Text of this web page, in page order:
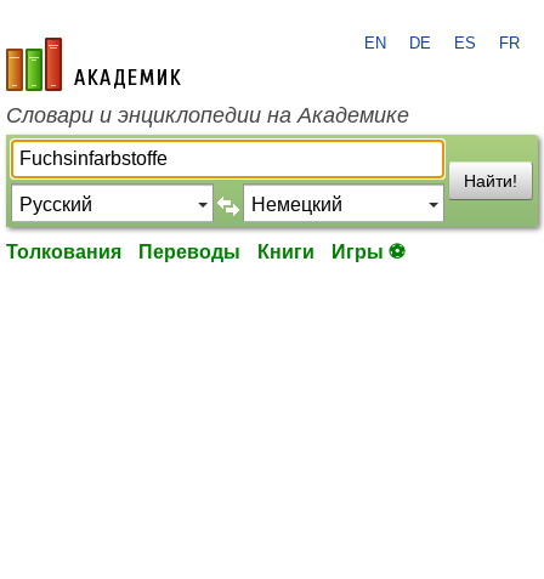
academic.ru
EN DE ES FR
Словари и энциклопедии на Академике
Найти!
Толкования Переводы Книги Игры ⚽